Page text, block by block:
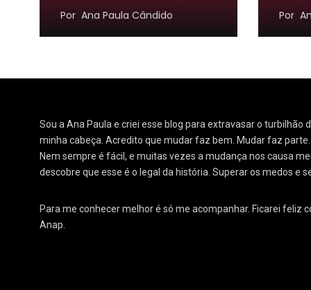
Por Ana Paula Cândido Por
Sou a Ana Paula e criei esse blog para extravasar o turbilhão
minha cabeça. Acredito que mudar faz bem. Mudar faz
Nem sempre é fácil, e muitas vezes a mudança nos causa
descobre que esse é o legal da história. Superar os medos e
Para me conhecer melhor é só me acompanhar. Ficarei feliz
Anap.